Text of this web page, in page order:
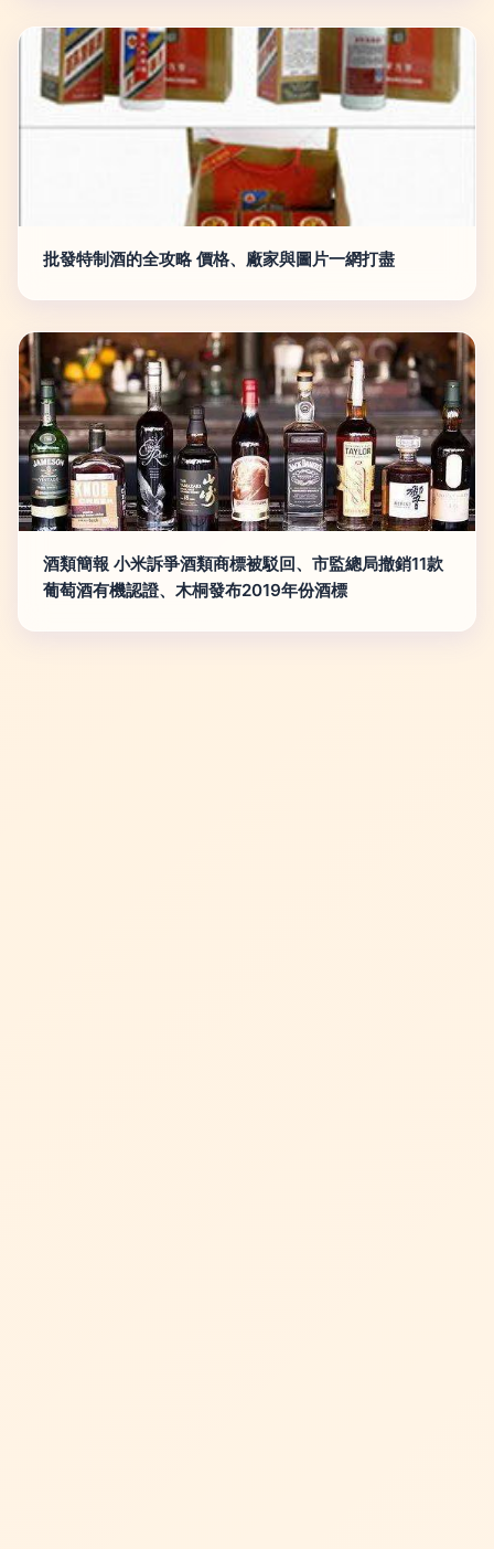
批發特制酒的全攻略 價格、廠家與圖片一網打盡
酒類簡報 小米訴爭酒類商標被駁回、市監總局撤銷11款
葡萄酒有機認證、木桐發布2019年份酒標